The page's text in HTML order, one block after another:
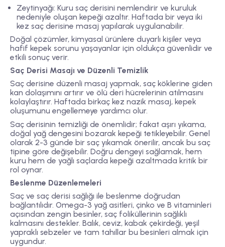
Zeytinyağı: Kuru saç derisini nemlendirir ve kuruluk
nedeniyle oluşan kepeği azaltır. Haftada bir veya iki
kez saç derisine masaj yapılarak uygulanabilir.
Doğal çözümler, kimyasal ürünlere duyarlı kişiler veya
hafif kepek sorunu yaşayanlar için oldukça güvenlidir ve
etkili sonuç verir.
Saç Derisi Masajı ve Düzenli Temizlik
Saç derisine düzenli masaj yapmak, saç köklerine giden
kan dolaşımını artırır ve ölü deri hücrelerinin atılmasını
kolaylaştırır. Haftada birkaç kez nazik masaj, kepek
oluşumunu engellemeye yardımcı olur.
Saç derisinin temizliği de önemlidir; fakat aşırı yıkama,
doğal yağ dengesini bozarak kepeği tetikleyebilir. Genel
olarak 2-3 günde bir saç yıkamak önerilir, ancak bu saç
tipine göre değişebilir. Doğru dengeyi sağlamak, hem
kuru hem de yağlı saçlarda kepeği azaltmada kritik bir
rol oynar.
Beslenme Düzenlemeleri
Saç ve saç derisi sağlığı ile beslenme doğrudan
bağlantılıdır. Omega-3 yağ asitleri, çinko ve B vitaminleri
açısından zengin besinler, saç foliküllerinin sağlıklı
kalmasını destekler. Balık, ceviz, kabak çekirdeği, yeşil
yapraklı sebzeler ve tam tahıllar bu besinleri almak için
uygundur.